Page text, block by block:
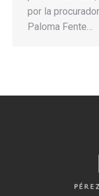
por la
Paloma Fente…